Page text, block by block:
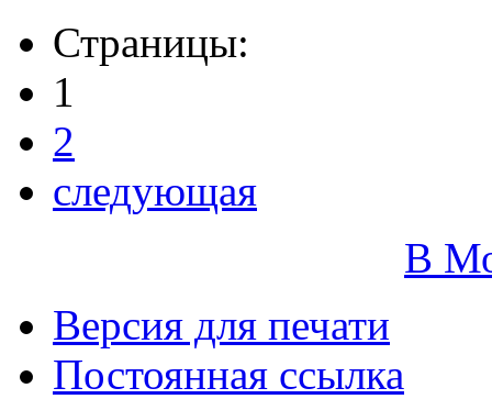
Страницы:
1
2
следующая
В
Версия для печати
Постоянная ссылка